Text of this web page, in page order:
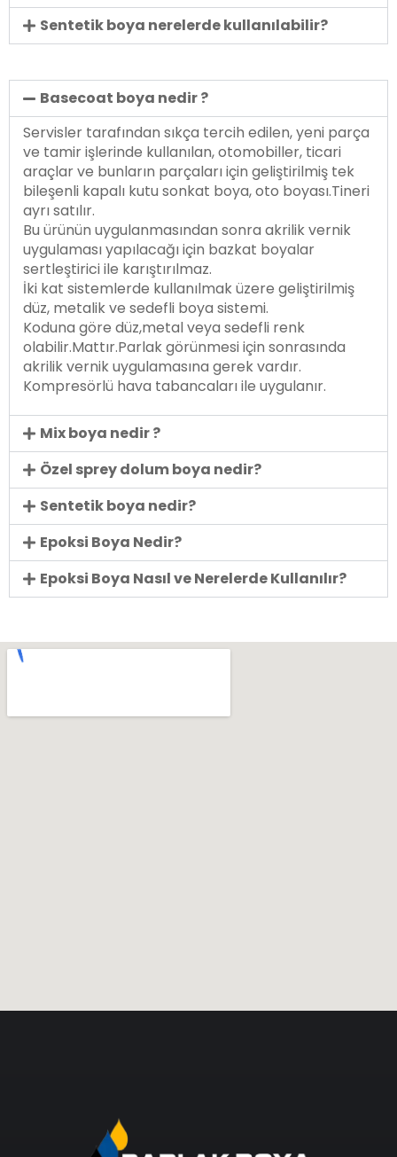
Sentetik boya nerelerde kullanılabilir?
Basecoat boya nedir ?
Servisler tarafından sıkça tercih edilen, yeni parça
ve tamir işlerinde kullanılan, otomobiller, ticari
araçlar ve bunların parçaları için geliştirilmiş tek
bileşenli kapalı kutu sonkat boya, oto boyası.Tineri
ayrı satılır.
Bu ürünün uygulanmasından sonra akrilik vernik
uygulaması yapılacağı için bazkat boyalar
sertleştirici ile karıştırılmaz.
İki kat sistemlerde kullanılmak üzere geliştirilmiş
düz, metalik ve sedefli boya sistemi.
Koduna göre düz,metal veya sedefli renk
olabilir.Mattır.Parlak görünmesi için sonrasında
akrilik vernik uygulamasına gerek vardır.
Kompresörlü hava tabancaları ile uygulanır.
Mix boya nedir ?
Özel sprey dolum boya nedir?
Sentetik boya nedir?
Epoksi Boya Nedir?
Epoksi Boya Nasıl ve Nerelerde Kullanılır?